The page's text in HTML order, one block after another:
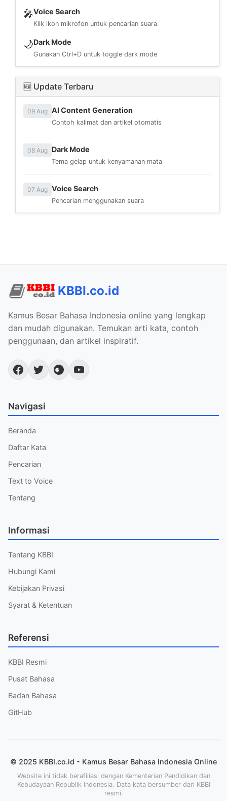
🎤Voice Search
Klik ikon mikrofon untuk pencarian suara
🌙Dark Mode
Gunakan Ctrl+D untuk toggle dark mode
🆕 Update Terbaru
09 Aug AI Content Generation
Contoh kalimat dan artikel otomatis
08 Aug Dark Mode
Tema gelap untuk kenyamanan mata
07 Aug Voice Search
Pencarian menggunakan suara
KBBI.co.id
Kamus Besar Bahasa Indonesia online yang lengkap
dan mudah digunakan. Temukan arti kata, contoh
penggunaan, dan artikel inspiratif.
Navigasi
Beranda
Daftar Kata
Pencarian
Text to Voice
Tentang
Informasi
Tentang KBBI
Hubungi Kami
Kebijakan Privasi
Syarat & Ketentuan
Referensi
KBBI Resmi
Pusat Bahasa
Badan Bahasa
GitHub
© 2025 KBBI.co.id - Kamus Besar Bahasa Indonesia Online
Website ini tidak berafiliasi dengan Kementerian Pendidikan dan
Kebudayaan Republik Indonesia. Data kata bersumber dari KBBI
resmi.